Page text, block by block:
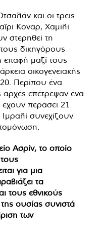
και οι τρεις
Κονάρ, Χαμιλί
στερηθεί τη
δικηγόρους
επαφή μαζί τους
οικογενειακής
Περίπου ένα
αρχές επέτρεψαν ένα
περάσει 21
συνεχίζουν
Ασρίν, το οποίο
για μια
τα
τους εθνικούς
ουσίας συνιστά
των